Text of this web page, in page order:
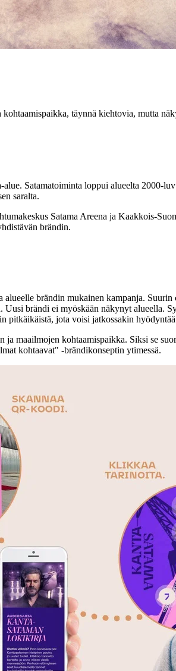
täynnä kiehtovia, mutta
Satamatoiminta loppui alueelta 2000-
saralta.
Satama Areena ja Kaakkois-
brändin.
brändin mukainen kampanja.
brändi ei myöskään näkynyt alueella.
jota voisi jatkossakin
maailmojen kohtaamispaikka. Siksi se
kohtaavat" -brändikonseptin ytimessä.